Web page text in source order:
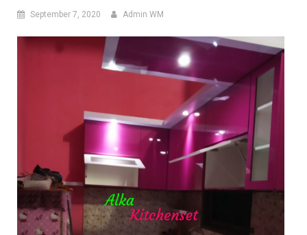
September 7, 2020 Admin WM